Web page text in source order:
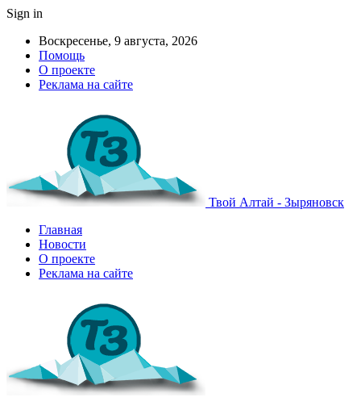
Sign in
Воскресенье, 9 августа, 2026
Помощь
О проекте
Реклама на сайте
Твой Алтай - Зыряновск
Главная
Новости
О проекте
Реклама на сайте